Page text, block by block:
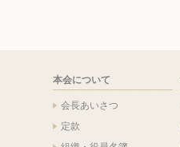
本会について
会長あいさつ
定款